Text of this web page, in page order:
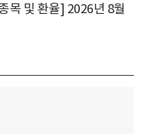
목 및 환율] 2026년 8월